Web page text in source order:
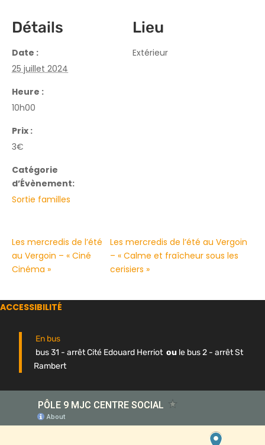
Détails
Date :
25 juillet 2024
Heure :
10h00
Prix :
3€
Catégorie
d’Évènement:
Sortie familles
Lieu
Extérieur
Les mercredis de l’été
au Vergoin – « Ciné
Cinéma »
Les mercredis de l’été au Vergoin
– « Calme et fraîcheur sous les
cerisiers »
ACCESSIBILITÉ
En bus
bus 31 - arrêt Cité Edouard Herriot ou le bus 2 - arrêt St
Rambert